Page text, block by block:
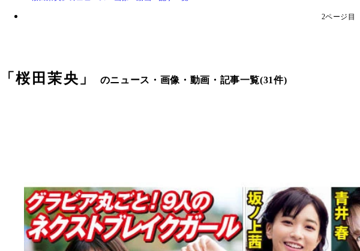
2ページ目
「桜田茉央 」 のニュース・画像・動画・記事一覧(31件)